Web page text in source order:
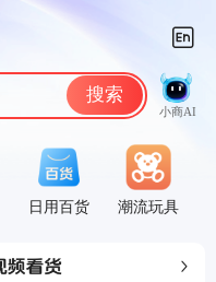
搜索
小商AI
日用百货 潮流玩具